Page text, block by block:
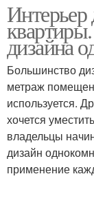
Интерьер
дизайна
Большинство
метраж
используется.
хочется
владельцы
дизайн
применение